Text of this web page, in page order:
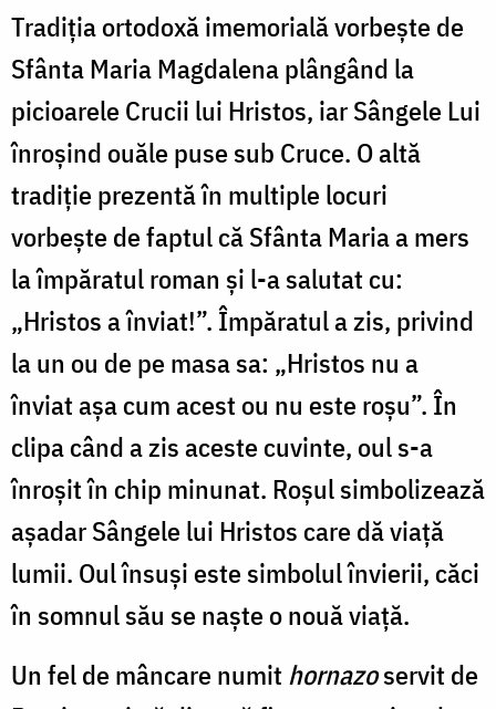
Tradiţia ortodoxă imemorială vorbeşte de
Sfânta Maria Magdalena plângând la
picioarele Crucii lui Hristos, iar Sângele Lui
înroşind ouăle puse sub Cruce. O altă
tradiţie prezentă în multiple locuri
vorbeşte de faptul că Sfânta Maria a mers
la împăratul roman şi l-a salutat cu:
„Hristos a înviat!”. Împăratul a zis, privind
la un ou de pe masa sa: „Hristos nu a
înviat aşa cum acest ou nu este roşu”. În
clipa când a zis aceste cuvinte, oul s-a
înroşit în chip minunat. Roşul simbolizează
aşadar Sângele lui Hristos care dă viaţă
lumii. Oul însuşi este simbolul învierii, căci
în somnul său se naşte o nouă viaţă.
Un fel de mâncare numit hornazoservit de